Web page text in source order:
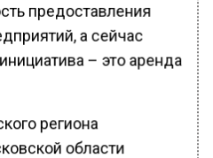
предоставления
а сейчас
– это аренда
региона
области